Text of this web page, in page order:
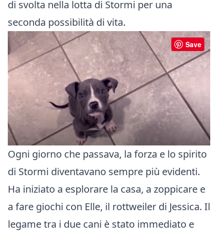
di svolta nella lotta di Stormi per una
seconda possibilità di vita.
Save
Ogni giorno che passava, la forza e lo spirito
di Stormi diventavano sempre più evidenti.
Ha iniziato a esplorare la casa, a zoppicare e
a fare giochi con Elle, il rottweiler di Jessica. Il
legame tra i due cani è stato immediato e